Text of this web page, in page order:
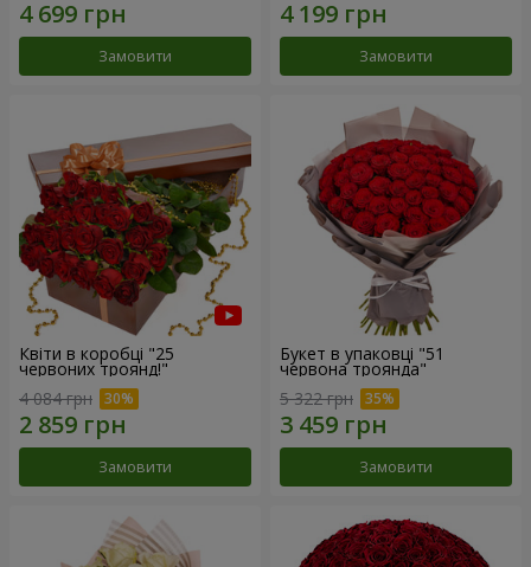
Замовити Замовити
Квіти в коробці "25
червоних троянд!"
4 084 грн
Замовити
Букет в упаковці "51
червона троянда"
5 322 грн
Замовити